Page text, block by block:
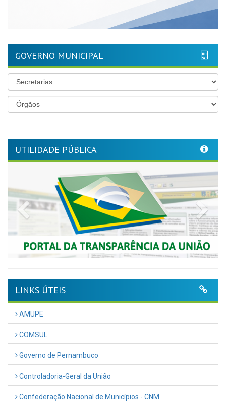
GOVERNO MUNICIPAL
UTILIDADE PÚBLICA
Previous
LINKS ÚTEIS
AMUPE
COMSUL
Governo de Pernambuco
Controladoria-Geral da União
Confederação Nacional de Municípios - CNM